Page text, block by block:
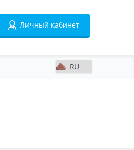
Личный кабинет